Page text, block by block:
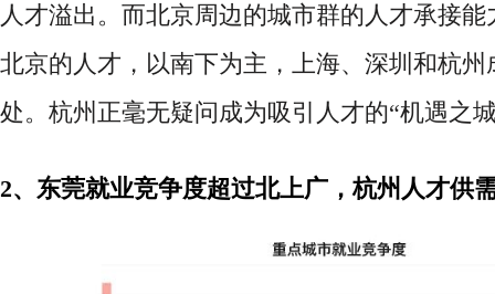
人才溢出。而北京周边的城市群的人才承接
北京的人才，以南下为主，上海、深圳和杭州
处。杭州正毫无疑问成为吸引人才的“机遇之
2、东莞就业竞争度超过北上广，杭州人才供